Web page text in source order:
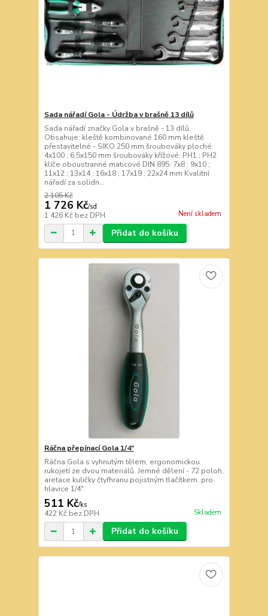
Sada nářadí Gola - Údržba v brašně 13 dílů
Sada nářadí značky Gola v brašně - 13 dílů.
Obsahuje: kleště kombinované 160 mm kleště
přestavitelné - SIKO 250 mm šroubováky ploché:
4x100 ; 6,5x150 mm šroubováky křížové: PH1 ; PH2
klíče oboustranné maticové DIN 895: 7x8 ; 9x10 ;
11x12 ; 13x14 ; 16x18 ; 17x19 ; 22x24 mm Kvalitní
nářadí za solidn...
2 105 Kč
1 726 Kč/sd
1 426 Kč bez DPH Není skladem
Přidat do košíku
Ráčna přepínací Gola 1/4"
Ráčna Gola s vyhnutým tělem, ergonomickou
rukojetí ze dvou materiálů. Jemné dělení - 72 poloh,
aretace kuličky čtyřhranu pojistným tlačítkem. pro
hlavice 1/4"
511 Kč/ks
422 Kč bez DPH Skladem
Přidat do košíku